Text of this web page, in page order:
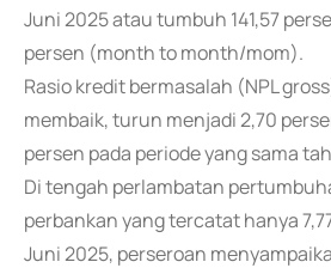
Juni 2025 atau tumbuh 141,57
persen (month to month/mom).
Rasio kredit bermasalah (NPL
membaik, turun menjadi 2,70
persen pada periode yang sama
Di tengah perlambatan
perbankan yang tercatat hanya
Juni 2025, perseroan